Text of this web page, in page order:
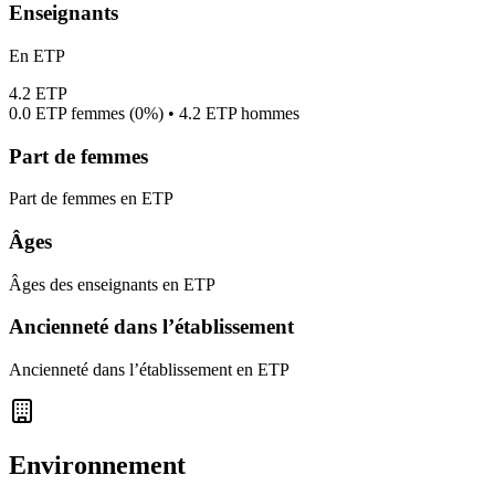
Enseignants
En ETP
4.2 ETP
0.0 ETP femmes (0%) • 4.2 ETP hommes
Part de femmes
Part de femmes en ETP
Âges
Âges des enseignants en ETP
Ancienneté dans l’établissement
Ancienneté dans l’établissement en ETP
Environnement